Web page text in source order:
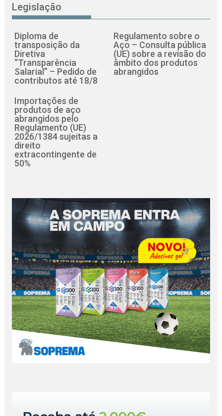
Legislação
Diploma de
transposição da
Diretiva
“Transparência
Salarial” – Pedido de
contributos até 18/8
Regulamento sobre o
Aço – Consulta pública
(UE) sobre a revisão do
âmbito dos produtos
abrangidos
Importações de
produtos de aço
abrangidos pelo
Regulamento (UE)
2026/1384 sujeitas a
direito
extracontingente de
50%